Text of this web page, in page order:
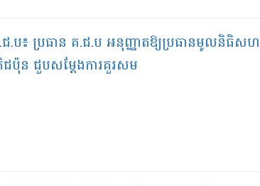
ជ.ប៖ ប្រធាន គ.ជ.ប អនុញ្ញាតឱ្យប្រធានមូលនិធិសហ
តិជប៉ុន ជួបសម្តែងការគួរសម